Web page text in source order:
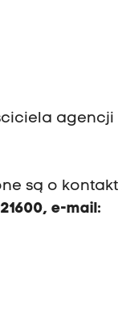
agencji
są o kontakt
e-mail: